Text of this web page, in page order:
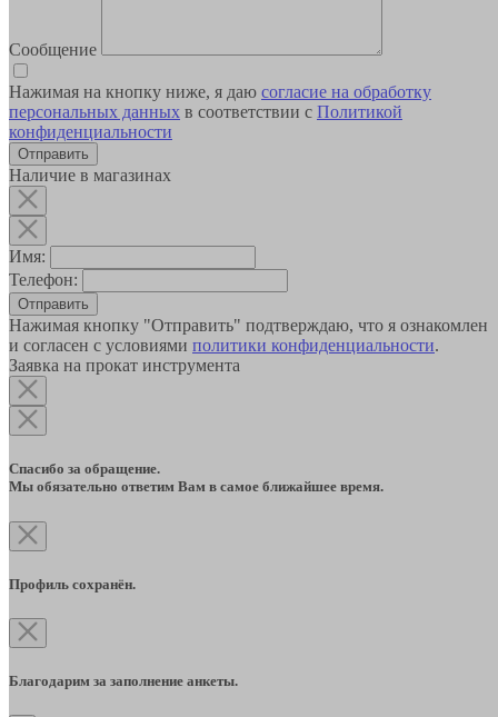
Сообщение
Нажимая на кнопку ниже, я даю согласие на обработку
персональных данных в соответствии с Политикой
конфиденциальности
Наличие в магазинах
Имя:
Телефон:
Отправить
Нажимая кнопку "Отправить" подтверждаю, что я ознакомлен
и согласен с условиями политики конфиденциальности.
Заявка на прокат инструмента
Спасибо за обращение.
Мы обязательно ответим Вам в самое ближайшее время.
Профиль сохранён.
Благодарим за заполнение анкеты.